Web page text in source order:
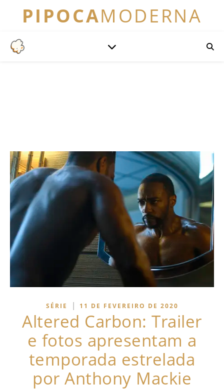
PIPOCAMODERNA
SÉRIE | 11 DE FEVEREIRO DE 2020
Altered Carbon: Trailer
e fotos apresentam a
temporada estrelada
por Anthony Mackie